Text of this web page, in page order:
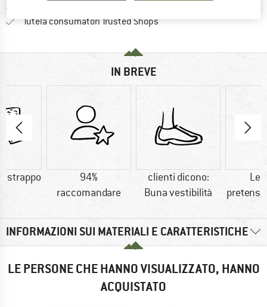
Tutela consumatori Trusted Shops
IN BREVE
strappo
94%
raccomandare
clienti dicono:
Buna vestibilità
INFORMAZIONI SUI MATERIALI E CARATTERISTICHE
LE PERSONE CHE HANNO VISUALIZZATO, HANNO
ACQUISTATO